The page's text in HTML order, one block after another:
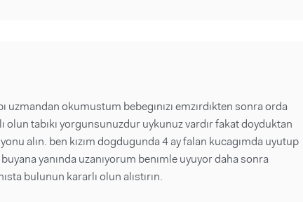
uzmandan okumustum bebegınızı emzırdıkten sonra orda
olun tabıkı yorgunsunuzdur uykunuz vardır fakat doyduktan
alın. ben kızım dogdugunda 4 ay falan kucagımda uyutup
buyana yanında uzanıyorum benımle uyuyor daha sonra
bulunun kararlı olun alıstırın.